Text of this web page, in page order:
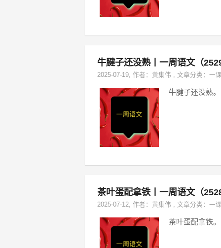
牛腱子还没熟丨一周语文（2529
2025-07-19, 作者： 黄集伟 , 文章分类： 一
牛腱子还没熟。
茶叶蛋配拿铁丨一周语文（2528
2025-07-12, 作者： 黄集伟 , 文章分类： 一
茶叶蛋配拿铁。